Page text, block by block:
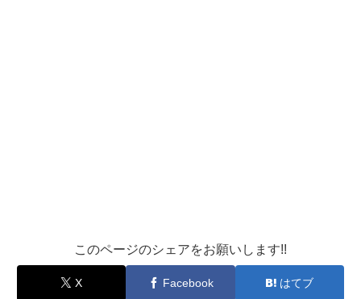
このページのシェアをお願いします!!
X Facebook はてブ